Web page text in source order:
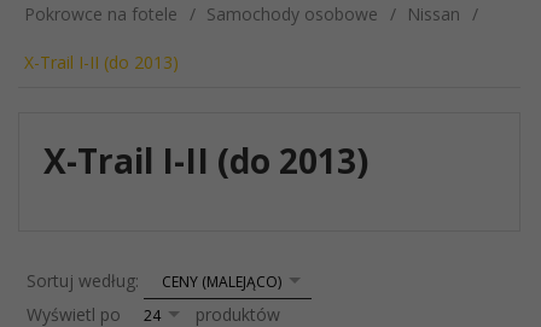
Pokrowce na fotele Samochody osobowe Nissan
X-Trail I-II (do 2013)
X-Trail I-II (do 2013)
Sortuj według: sortCENY (MALEJĄCO)
Wyświetl po pop24 produktów